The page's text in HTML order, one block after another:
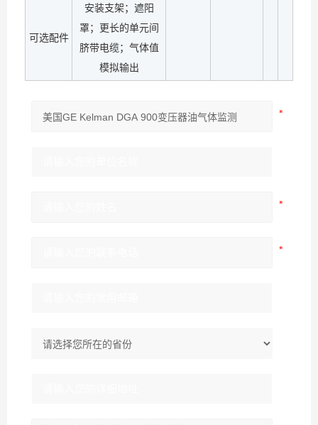
可选配件
安装支架；遮阳
罩；更长的单元间
脐带电缆；气体值
模拟输出